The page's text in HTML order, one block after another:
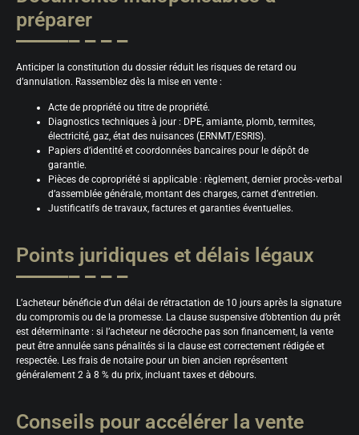
préparer
Anticiper la constitution du dossier réduit les risques de retard ou
d’annulation. Rassemblez dès la mise en vente :
Acte de propriété ou titre de propriété.
Diagnostics techniques à jour : DPE, amiante, plomb, termites,
électricité, gaz, état des nuisances (ERNMT/ESRIS).
Papiers d’identité et coordonnées bancaires pour le dépôt de
garantie.
Pièces de copropriété si applicable : règlement, dernier procès‑verbal
d’assemblée générale, montant des charges, carnet d’entretien.
Justificatifs de travaux, factures et garanties éventuelles.
Points juridiques et délais légaux
L’acheteur bénéficie d’un délai de rétractation de 10 jours après la signature
du compromis ou de la promesse. La clause suspensive d’obtention du prêt
est déterminante : si l’acheteur ne décroche pas son financement, la vente
peut être annulée sans pénalités si la clause est correctement rédigée et
respectée. Les frais de notaire pour un bien ancien représentent
généralement 2 à 8 % du prix, incluant taxes et débours.
Conseils pour accélérer la vente